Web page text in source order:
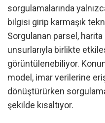
sorgulamalarında
bilgisi girip karmaşık
Sorgulanan parsel,
unsurlarıyla birlikte
görüntülenebiliyor.
model, imar verilerine
dönüştürürken
şekilde kısaltıyor.